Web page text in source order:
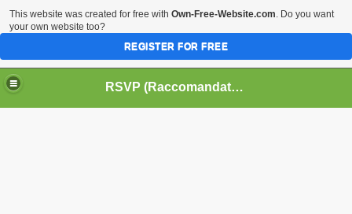
HOME BIOGRAFIE
CINEMA
DATABASE LIBRI
LIBRI
MUSICA
RSVP (Raccomandati Se Vi Piacciono)
This website was created for free with Own-Free-Website.com. Do you want
your own website too?
REGISTER FOR FREE